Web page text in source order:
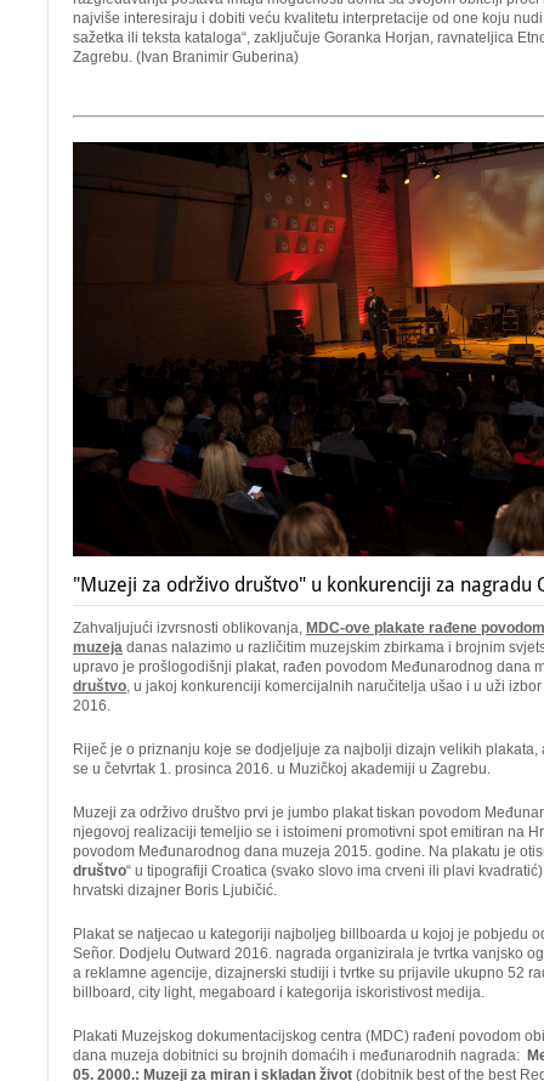
najviše interesiraju i dobiti veću kvalitetu interpretacije od one koju
sažetka ili teksta kataloga“, zaključuje Goranka Horjan, ravnateljica
Zagrebu. (Ivan Branimir Guberina)
"Muzeji za održivo društvo" u konkurenciji za nagradu
Zahvaljujući izvrsnosti oblikovanja, MDC-ove plakate rađene
muzeja danas nalazimo u različitim muzejskim zbirkama i brojnim
upravo je prošlogodišnji plakat, rađen povodom Međunarodnog dana
društvo, u jakoj konkurenciji komercijalnih naručitelja ušao i u uži
2016.
Riječ je o priznanju koje se dodjeljuje za najbolji dizajn velikih
se u četvrtak 1. prosinca 2016. u Muzičkoj akademiji u Zagrebu.
Muzeji za održivo društvo prvi je jumbo plakat tiskan povodom
njegovoj realizaciji temeljio se i istoimeni promotivni spot emitiran na
povodom Međunarodnog dana muzeja 2015. godine. Na plakatu je
društvo“ u tipografiji Croatica (svako slovo ima crveni ili plavi
hrvatski dizajner Boris Ljubičić.
Plakat se natjecao u kategoriji najboljeg billboarda u kojoj je pobjedu
Señor. Dodjelu Outward 2016. nagrada organizirala je tvrtka vanjsko
a reklamne agencije, dizajnerski studiji i tvrtke su prijavile ukupno 52
billboard, city light, megaboard i kategorija iskoristivost medija.
Plakati Muzejskog dokumentacijskog centra (MDC) rađeni povodom
dana muzeja dobitnici su brojnih domaćih i međunarodnih nagrada:
05. 2000.: Muzeji za miran i skladan život (dobitnik best of the best